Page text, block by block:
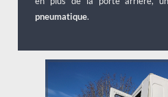
pneumatique.